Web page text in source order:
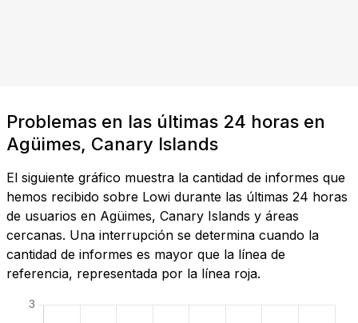
Problemas en las últimas 24 horas en
Agüimes, Canary Islands
El siguiente gráfico muestra la cantidad de informes que
hemos recibido sobre Lowi durante las últimas 24 horas
de usuarios en Agüimes, Canary Islands y áreas
cercanas. Una interrupción se determina cuando la
cantidad de informes es mayor que la línea de
referencia, representada por la línea roja.